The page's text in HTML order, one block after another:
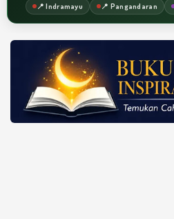
📍 Indramayu
📍 Pangandaran